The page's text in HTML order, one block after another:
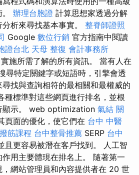
辦理台胞證 計算思想家透過分解
析來尋找基本事實。 整脊師證照
Google 數位行銷 官方指南中閱讀
證台北 天母 整復 會計事務所
實施所需了解的所有資訊。 當有人在
尋特定關鍵字或短語時，引擎會透
找與查詢相符的最相關和最權威的
種標準對這些網頁進行排名，並根
顯示。 web optimization 氣結 關
頁面的優化，使它們在 台中 中醫
筋課程 台中整骨推薦 SERP 台中
且更容易被潛在客戶找到。 人工智
用主要體現在排名上。 隨著第一
網站管理員和內容提供者在 20 世